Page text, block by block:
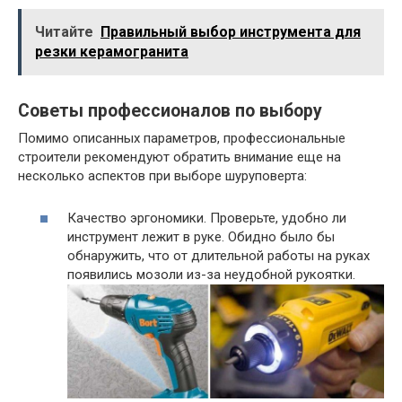
Читайте
Правильный выбор инструмента для
резки керамогранита
Советы профессионалов по выбору
Помимо описанных параметров, профессиональные
строители рекомендуют обратить внимание еще на
несколько аспектов при выборе шуруповерта:
Качество эргономики. Проверьте, удобно ли
инструмент лежит в руке. Обидно было бы
обнаружить, что от длительной работы на руках
появились мозоли из-за неудобной рукоятки.